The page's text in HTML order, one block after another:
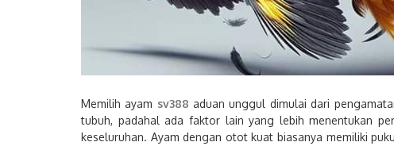
Memilih ayam sv388 aduan unggul dimulai dari
tubuh, padahal ada faktor lain yang lebih menentukan
keseluruhan. Ayam dengan otot kuat biasanya memiliki